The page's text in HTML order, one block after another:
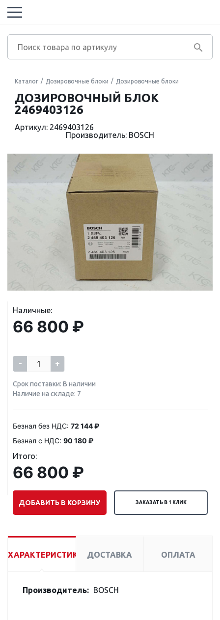
Каталог Дозировочные блоки Дозировочные блоки
ДОЗИРОВОЧНЫЙ БЛОК
2469403126
Артикул: 2469403126
Производитель: BOSCH
Наличные:
66 800 ₽
- +
Срок поставки: В наличии
Наличие на складе: 7
Безнал без НДС: 72 144 ₽
Безнал с НДС: 90 180 ₽
Итого:
66 800 ₽
ДОБАВИТЬ В КОРЗИНУ ЗАКАЗАТЬ В 1 КЛИК
ХАРАКТЕРИСТИКИ ДОСТАВКА ОПЛАТА
Производитель: BOSCH